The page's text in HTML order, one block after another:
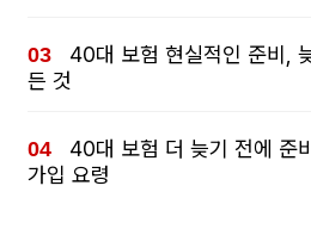
40대 보험 현실적인 준비,
든 것
40대 보험 더 늦기 전에 준
가입 요령